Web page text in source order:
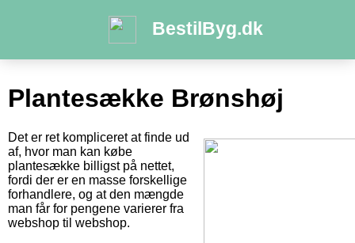
BestilByg.dk
Plantesække Brønshøj
Det er ret kompliceret at finde ud
af, hvor man kan købe
plantesække billigst på nettet,
fordi der er en masse forskellige
forhandlere, og at den mængde
man får for pengene varierer fra
webshop til webshop.